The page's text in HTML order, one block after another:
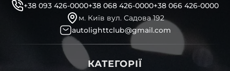
+38 093 426-0000+38 068 426-0000+38 066 426-0000
м. Київ вул. Садова 192
autolighttclub@gmail.com
КАТЕГОРІЇ